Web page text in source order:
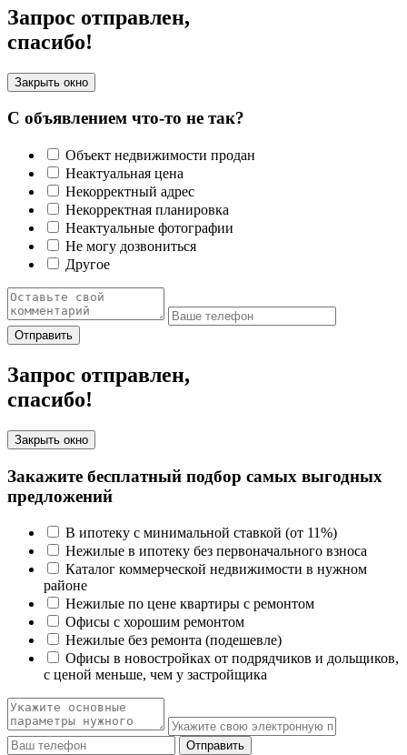
Запрос отправлен,
спасибо!
Закрыть окно
С объявлением что-то не так?
Объект недвижимости продан
Неактуальная цена
Некорректный адрес
Некорректная планировка
Неактуальные фотографии
Не могу дозвониться
Другое
Отправить
Запрос отправлен,
спасибо!
Закрыть окно
Закажите бесплатный подбор самых выгодных
предложений
В ипотеку с минимальной ставкой (от 11%)
Нежилые в ипотеку без первоначального взноса
Каталог коммерческой недвижимости в нужном
районе
Нежилые по цене квартиры с ремонтом
Офисы с хорошим ремонтом
Нежилые без ремонта (подешевле)
Офисы в новостройках от подрядчиков и дольщиков,
с ценой меньше, чем у застройщика
Отправить